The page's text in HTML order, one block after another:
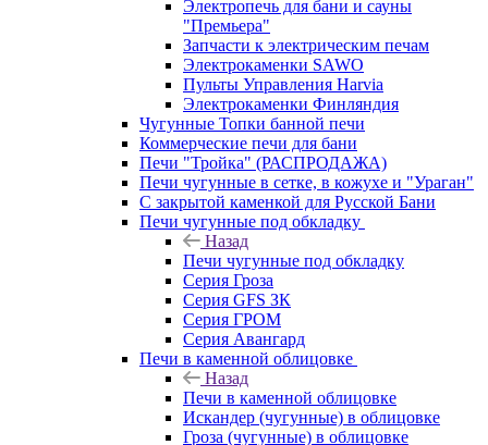
Электропечь для бани и сауны
"Премьера"
Запчасти к электрическим печам
Электрокаменки SAWO
Пульты Управления Harvia
Электрокаменки Финляндия
Чугунные Топки банной печи
Коммерческие печи для бани
Печи "Тройка" (РАСПРОДАЖА)
Печи чугунные в сетке, в кожухе и "Ураган"
С закрытой каменкой для Русской Бани
Печи чугунные под обкладку
Назад
Печи чугунные под обкладку
Серия Гроза
Серия GFS ЗК
Серия ГРОМ
Серия Авангард
Печи в каменной облицовке
Назад
Печи в каменной облицовке
Искандер (чугунные) в облицовке
Гроза (чугунные) в облицовке